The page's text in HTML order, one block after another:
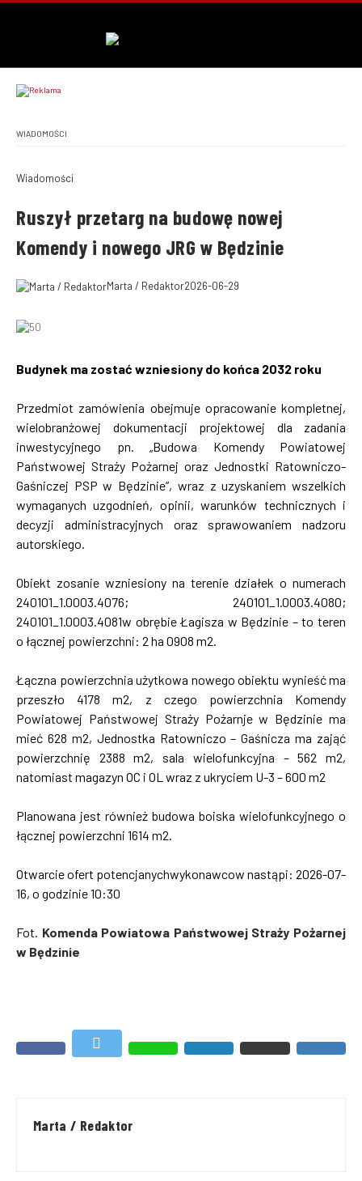
WIADOMOŚCI
Wiadomości
Ruszył przetarg na budowę nowej
Komendy i nowego JRG w Będzinie
Marta / Redaktor2026-06-29
Budynek ma zostać wzniesiony do końca 2032 roku
Przedmiot zamówienia obejmuje opracowanie kompletnej,
wielobranżowej dokumentacji projektowej dla zadania
inwestycyjnego pn. „Budowa Komendy Powiatowej
Państwowej Straży Pożarnej oraz Jednostki Ratowniczo-
Gaśniczej PSP w Będzinie”, wraz z uzyskaniem wszelkich
wymaganych uzgodnień, opinii, warunków technicznych i
decyzji administracyjnych oraz sprawowaniem nadzoru
autorskiego.
Obiekt zosanie wzniesiony na terenie działek o numerach
240101_1.0003.4076; 240101_1.0003.4080;
240101_1.0003.4081w obrębie Łagisza w Będzinie – to teren
o łącznej powierzchni: 2 ha 0908 m2.
Łączna powierzchnia użytkowa nowego obiektu wynieść ma
przeszło 4178 m2, z czego powierzchnia Komendy
Powiatowej Państwowej Straży Pożarnje w Będzinie ma
mieć 628 m2, Jednostka Ratowniczo – Gaśnicza ma zająć
powierzchnię 2388 m2, sala wielofunkcyjna – 562 m2,
natomiast magazyn OC i OL wraz z ukryciem U-3 – 600 m2
Planowana jest również budowa boiska wielofunkcyjnego o
łącznej powierzchni 1614 m2.
Otwarcie ofert potencjanychwykonawcow nastąpi: 2026-07-
16, o godzinie 10:30
Fot. Komenda Powiatowa Państwowej Straży Pożarnej
w Będzinie
Marta / Redaktor